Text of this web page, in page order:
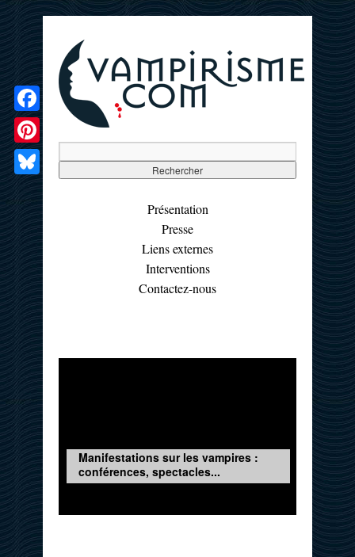
Présentation
Presse
Liens externes
Interventions
Contactez-nous
Manifestations sur les vampires :
conférences, spectacles...
Facebook
Pinterest
Bluesky